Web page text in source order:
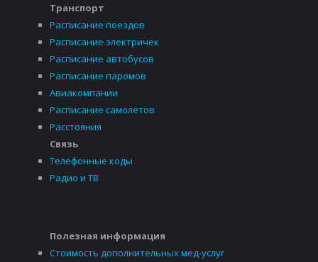
Транспорт
Расписание поездов
Расписание электричек
Расписание автобусов
Расписание паромов
Авиакомпании
Расписание самолетов
Расстояния
Связь
Телефонные коды
Радио и ТВ
Полезная информация
Стоимость дополнительных мед-услуг